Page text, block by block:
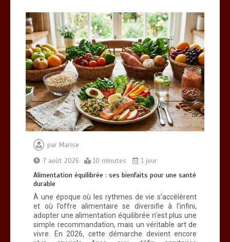
Alimentation équilibrée : ses bienfaits
pour une santé durable
0 10 minutes
Brosse à dents : comment bien choisir
la vôtre
par Marise
7 août 2026
10 minutes 1 jour
Alimentation équilibrée : ses bienfaits pour une santé
durable
À une époque où les rythmes de vie s’accélèrent
et où l’offre alimentaire se diversifie à l’infini,
adopter une alimentation équilibrée n’est plus une
simple recommandation, mais un véritable art de
vivre. En 2026, cette démarche devient encore